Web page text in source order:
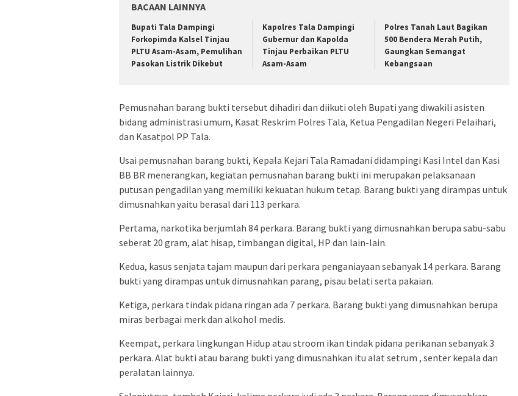
BACAAN LAINNYA
Bupati Tala Dampingi
Forkopimda Kalsel Tinjau
PLTU Asam-Asam, Pemulihan
Pasokan Listrik Dikebut
Kapolres Tala Dampingi
Gubernur dan Kapolda
Tinjau Perbaikan PLTU
Asam-Asam
Polres Tanah Laut Bagikan
500 Bendera Merah Putih,
Gaungkan Semangat
Kebangsaan
Pemusnahan barang bukti tersebut dihadiri dan diikuti oleh Bupati yang diwakili asisten
bidang administrasi umum, Kasat Reskrim Polres Tala, Ketua Pengadilan Negeri Pelaihari,
dan Kasatpol PP Tala.
Usai pemusnahan barang bukti, Kepala Kejari Tala Ramadani didampingi Kasi Intel dan Kasi
BB BR menerangkan, kegiatan pemusnahan barang bukti ini merupakan pelaksanaan
putusan pengadilan yang memiliki kekuatan hukum tetap. Barang bukti yang dirampas untuk
dimusnahkan yaitu berasal dari 113 perkara.
Pertama, narkotika berjumlah 84 perkara. Barang bukti yang dimusnahkan berupa sabu-sabu
seberat 20 gram, alat hisap, timbangan digital, HP dan lain-lain.
Kedua, kasus senjata tajam maupun dari perkara penganiayaan sebanyak 14 perkara. Barang
bukti yang dirampas untuk dimusnahkan parang, pisau belati serta pakaian.
Ketiga, perkara tindak pidana ringan ada 7 perkara. Barang bukti yang dimusnahkan berupa
miras berbagai merk dan alkohol medis.
Keempat, perkara lingkungan Hidup atau stroom ikan tindak pidana perikanan sebanyak 3
perkara. Alat bukti atau barang bukti yang dimusnahkan itu alat setrum , senter kepala dan
peralatan lainnya.